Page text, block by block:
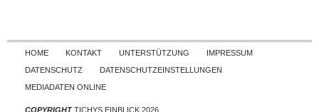
Skip to content
HOME KONTAKT UNTERSTÜTZUNG
IMPRESSUM
DATENSCHUTZ
DATENSCHUTZEINSTELLUNGEN
MEDIADATEN ONLINE
COPYRIGHTTICHYS EINBLICK 2026